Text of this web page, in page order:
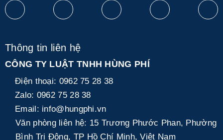
Thông tin liên hệ
CÔNG TY LUẬT TNHH HÙNG PHÍ
Điện thoại: 0962 75 28 38
Zalo: 0962 75 28 38
Email: info@hungphi.vn
Văn phòng liên hệ: 15 Trương Phước Phan, Phường
Bình Trị Đông, TP Hồ Chí Minh, Việt Nam